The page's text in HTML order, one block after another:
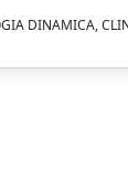
DINAMICA,